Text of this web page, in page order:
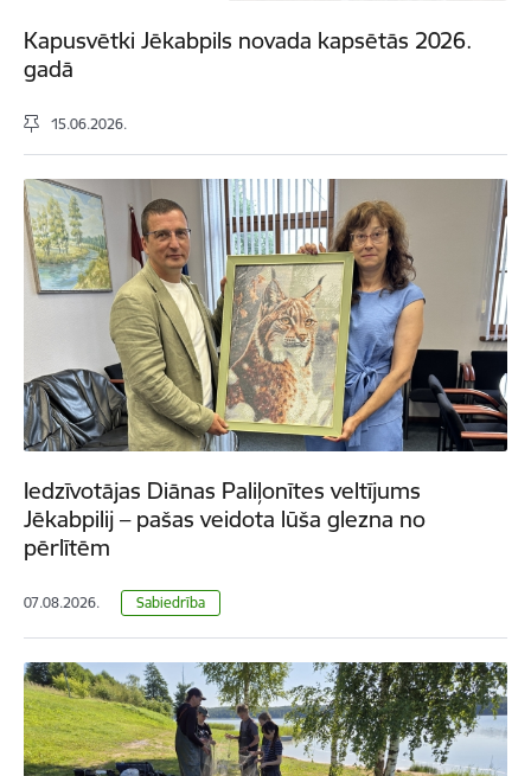
Kapusvētki Jēkabpils novada kapsētās 2026.
gadā
15.06.2026.
Iedzīvotājas Diānas Paliļonītes veltījums
Jēkabpilij – pašas veidota lūša glezna no
pērlītēm
07.08.2026. Sabiedrība